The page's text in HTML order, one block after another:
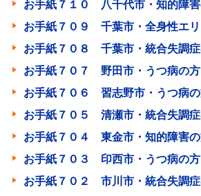
お手紙７１０ 八千代市・知的障
お手紙７０９ 千葉市・全身性エ
お手紙７０８ 千葉市・統合失調
お手紙７０７ 野田市・うつ病の方
お手紙７０６ 習志野市・うつ病
お手紙７０５ 清瀬市・統合失調
お手紙７０４ 東金市・知的障害
お手紙７０３ 印西市・うつ病の方
お手紙７０２ 市川市・統合失調